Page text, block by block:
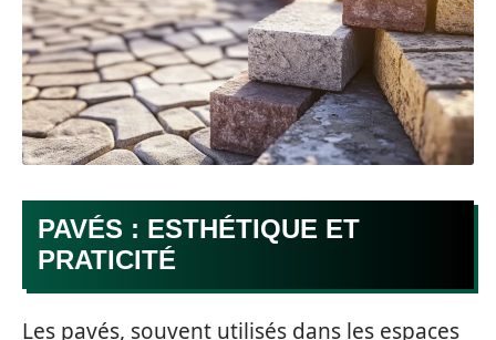
PAVÉS : ESTHÉTIQUE ET
PRATICITÉ
Les pavés, souvent utilisés dans les espaces